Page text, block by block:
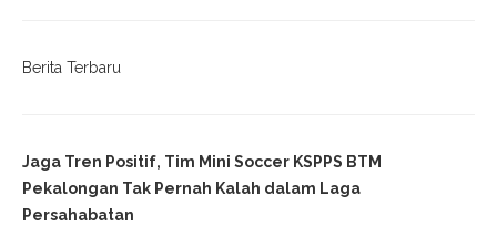
Berita Terbaru
Jaga Tren Positif, Tim Mini Soccer KSPPS BTM
Pekalongan Tak Pernah Kalah dalam Laga
Persahabatan